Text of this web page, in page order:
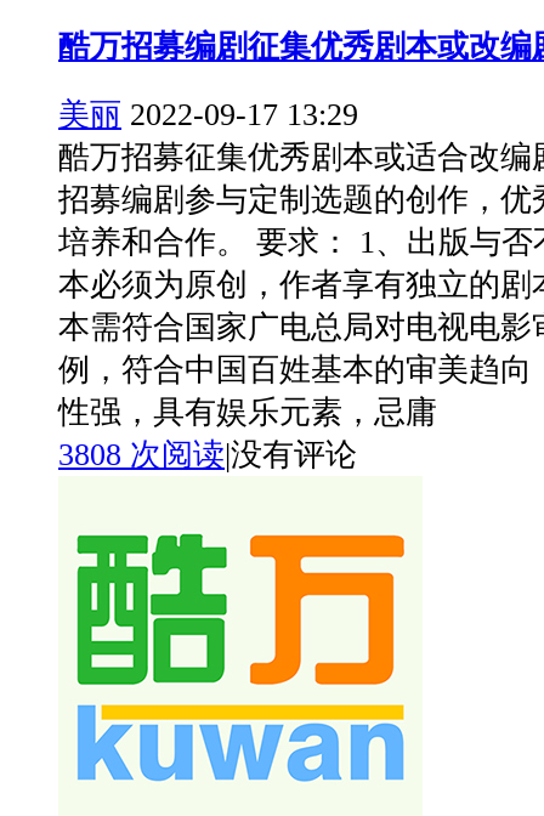
酷万招募编剧征集优秀剧本或改编
美丽 2022-09-17 13:29
酷万招募征集优秀剧本或适合改编
招募编剧参与定制选题的创作，优
培养和合作。 要求： 1、出版与
本必须为原创，作者享有独立的剧
本需符合国家广电总局对电视电影
例，符合中国百姓基本的审美趋向
性强，具有娱乐元素，忌庸
3808 次阅读|没有评论